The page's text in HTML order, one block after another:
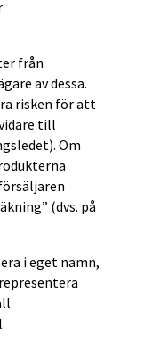
från
av dessa.
risken för att
till
Om
(dvs. på
i eget namn,